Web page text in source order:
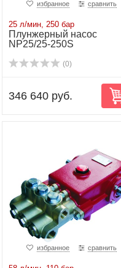
избранное сравнить
25 л/мин, 250 бар
Плунжерный насос
NP25/25-250S
(0)
346 640 руб.
избранное сравнить